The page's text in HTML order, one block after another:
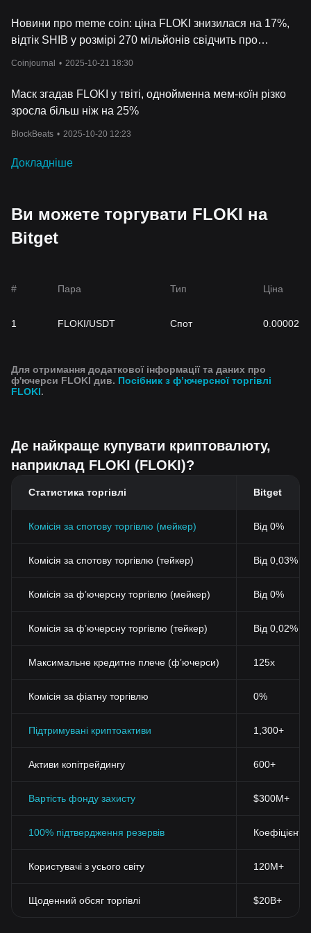
підвищення попиту при зниженні пропозиції, що є
надважливим аспектом, над яким слід замислитися при
Оскільки FLOKI невтомно працює над створенням надійних
стратегій, він твердо стоїть на позиції криптовалюти з
перспективою може змінити фінансову сферу в найближчі
Повʼязанні статті про FLOKI
Новини про meme coin: ціна FLOKI знизилася на 17%,
відтік SHIB у розмірі 270 мільйонів свідчить про
Coinjournal • 2025-10-21 18:30
Маск згадав FLOKI у твіті, однойменна мем-коїн різко
зросла більш ніж на 25%
BlockBeats • 2025-10-20 12:23
Докладніше
Ви можете торгувати FLOKI на
Bitget
# Пара Тип Ціна
1 FLOKI/USDT Спот
Для отримання додаткової інформації та даних про
ф'ючерси FLOKI див. Посібник з фʼючерсної торгівлі
FLOKI.
Де найкраще купувати криптовалюту,
наприклад FLOKI (FLOKI)?
Статистика торгівлі Bitget
Комісія за спотову торгівлю (мейкер) Від 0%
Комісія за спотову торгівлю (тейкер) Від 0,03%
Комісія за фʼючерсну торгівлю (мейкер) Від 0%
Комісія за фʼючерсну торгівлю (тейкер) Від 0,02%
Максимальне кредитне плече (фʼючерси) 125x
Комісія за фіатну торгівлю 0%
Підтримувані криптоактиви 1,300+
Активи копітрейдингу 600+
Вартість фонду захисту $300M+
100% підтвердження резервів Коефіцієнт
Користувачі з усього світу 120M+
Щоденний обсяг торгівлі $20B+